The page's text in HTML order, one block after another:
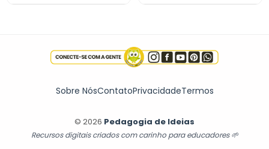
Sobre NósContatoPrivacidadeTermos
© 2026 Pedagogia de Ideias
Recursos digitais criados com carinho para educadores 🌱